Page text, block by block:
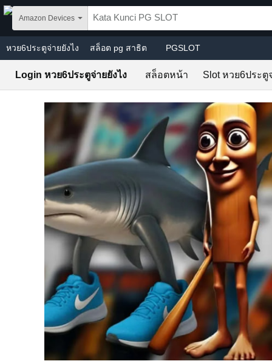
Skip to main content
Amazon Devices
หวย6ประตูจ่ายยังไง สล็อต pg สาธิต PGSLOT
Login หวย6ประตูจ่ายยังไง สล็อตหน้า Slot หวย6ประตู